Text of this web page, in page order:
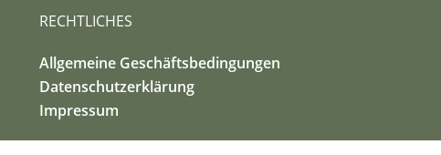
RECHTLICHES
Allgemeine Geschäftsbedingungen
Datenschutzerklärung
Impressum